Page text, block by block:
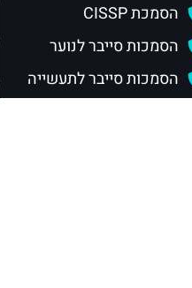
הסמכת CISSP
הסמכות סייבר לנוער
הסמכות סייבר לתעשייה